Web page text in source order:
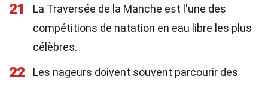
21
La Traversée de la Manche est l'une des
compétitions de natation en eau libre les plus
célèbres.
22
Les nageurs doivent souvent parcourir des